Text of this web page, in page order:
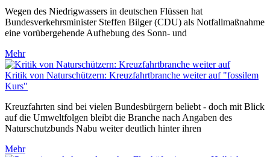
Wegen des Niedrigwassers in deutschen Flüssen hat
Bundesverkehrsminister Steffen Bilger (CDU) als Notfallmaßnahme
eine vorübergehende Aufhebung des Sonn- und
Mehr
Kritik von Naturschützern: Kreuzfahrtbranche weiter auf "fossilem
Kurs"
Kreuzfahrten sind bei vielen Bundesbürgern beliebt - doch mit Blick
auf die Umweltfolgen bleibt die Branche nach Angaben des
Naturschutzbunds Nabu weiter deutlich hinter ihren
Mehr